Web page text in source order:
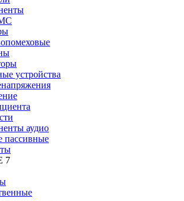
устройства
аудио
пассивные
7